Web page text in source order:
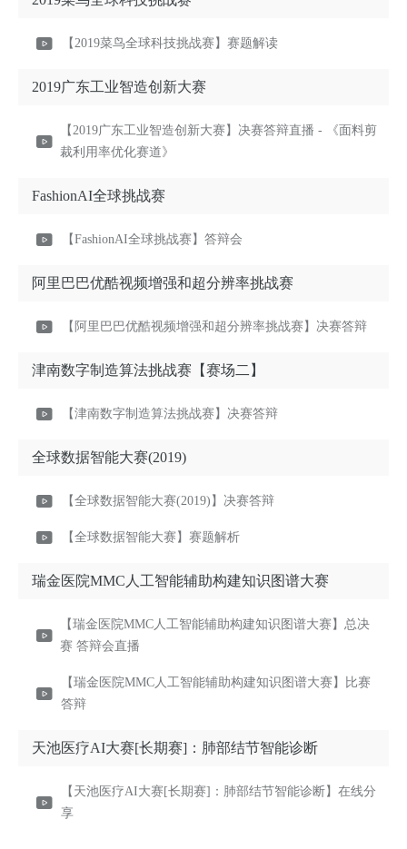
【2019菜鸟全球科技挑战赛】赛题解读
2019广东工业智造创新大赛
【2019广东工业智造创新大赛】决赛答辩直播 - 《面料剪
裁利用率优化赛道》
FashionAI全球挑战赛
【FashionAI全球挑战赛】答辩会
阿里巴巴优酷视频增强和超分辨率挑战赛
【阿里巴巴优酷视频增强和超分辨率挑战赛】决赛答辩
津南数字制造算法挑战赛【赛场二】
【津南数字制造算法挑战赛】决赛答辩
全球数据智能大赛(2019)
【全球数据智能大赛(2019)】决赛答辩
【全球数据智能大赛】赛题解析
瑞金医院MMC人工智能辅助构建知识图谱大赛
【瑞金医院MMC人工智能辅助构建知识图谱大赛】总决
赛 答辩会直播
【瑞金医院MMC人工智能辅助构建知识图谱大赛】比赛
答辩
天池医疗AI大赛[长期赛]：肺部结节智能诊断
【天池医疗AI大赛[长期赛]：肺部结节智能诊断】在线分
享